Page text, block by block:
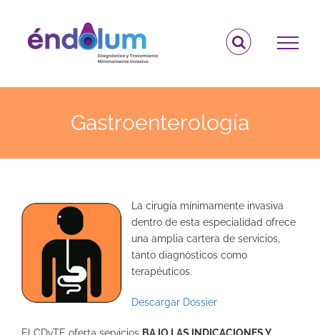
contenido
Gastroenterología
La cirugía mínimamente invasiva
dentro de esta especialidad ofrece
una amplia cartera de servicios,
tanto diagnósticos como
terapéuticos.
Descargar Dossier